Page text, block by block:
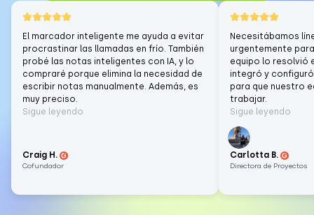
El marcador inteligente me ayuda a evitar
procrastinar las llamadas en frío. También
probé las notas inteligentes con IA, y lo
compraré porque elimina la necesidad de
escribir notas manualmente. Además, es
muy preciso.
Sigue leyendo
Craig H.
Cofundador
Necesitábamos
urgentemente
equipo lo resolvió
integró y
para que nuestro
trabajar.
Sigue leyendo
Carlotta B.
Directora de Proyectos